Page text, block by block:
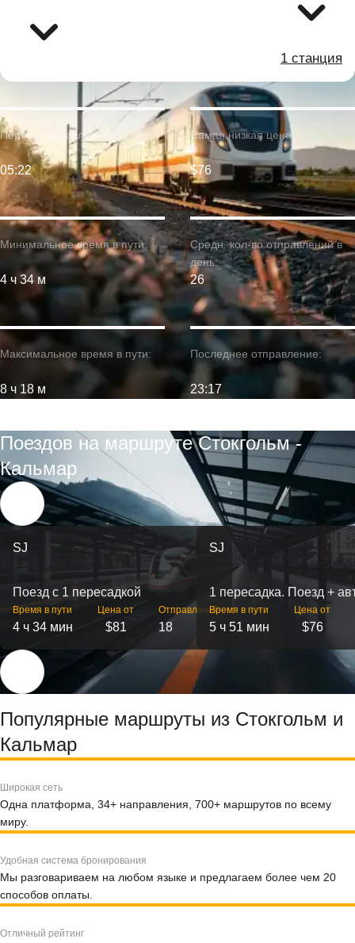
1 станция
Минимальное время в пути:
4 ч 34 м
Первое отправление:
05:22
Максимальное время в пути:
8 ч 18 м
Самая низкая цена:
$76
Средн. кол-во отправлений в
день:
26
Последнее отправление:
23:17
Поездов на маршруте Стокгольм -
Кальмар
SJ
Поезд с 1 пересадкой
Время в пути
4 ч 34 мин
Цена от
$81
Отправлений
18
SJ
1 пересадка. Поезд +
Время в пути
5 ч 51 мин
Цена от
$76
Популярные маршруты из Стокгольм и
Кальмар
Широкая сеть
Одна платформа, 34+ направления, 700+ маршрутов по всему
миру.
Удобная система бронирования
Мы разговариваем на любом языке и предлагаем более чем 20
способов оплаты.
Отличный рейтинг